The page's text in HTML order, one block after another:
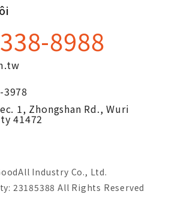
8988
1, Zhongshan Rd., Wuri
41472
Industry Co., Ltd.
23185388 All Rights Reserved